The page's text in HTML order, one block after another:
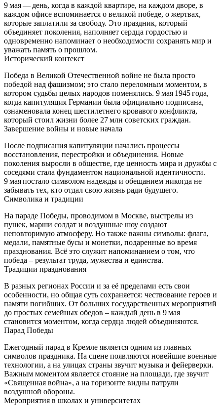
9 мая — день, когда в каждой квартире, на каждом дворе, в
каждом офисе вспоминается о великой победе, о жертвах,
которые заплатили за свободу. Это праздник, который
объединяет поколения, наполняет сердца гордостью и
одновременно напоминает о необходимости сохранять мир и
уважать память о прошлом.
Исторический контекст
Победа в Великой Отечественной войне не была просто
победой над фашизмом; это стало переломным моментом, в
котором судьбы целых народов поменялись. 9 мая 1945 года,
когда капитуляция Германии была официально подписана,
ознаменовала конец шестилетнего кровавого конфликта,
который стоил жизни более 27 млн советских граждан.
Завершение войны и новые начала
После подписания капитуляции начались процессы
восстановления, перестройки и объединения. Новые
поколения выросли в обществе, где ценность мира и дружбы с
соседями стала фундаментом национальной идентичности.
9 мая постало символом надежды и обещанием никогда не
забывать тех, кто отдал свою жизнь ради будущего.
Символика и традиции
На параде Победы, проводимом в Москве, выстрелы из
пушек, марши солдат и воздушные шоу создают
неповторимую атмосферу. Но также важны символы: флага,
медали, памятные бусы и монетки, подаренные во время
празднования. Всё это служит напоминанием о том, что
победа – результат труда, мужества и единства.
Традиции празднования
В разных регионах России и за её пределами есть свои
особенности, но общая суть сохраняется: чествование героев и
памяти погибших. От больших государственных мероприятий
до простых семейных обедов – каждый день в 9 мая
становится моментом, когда сердца людей объединяются.
Парад Победы
Ежегодный парад в Кремле является одним из главных
символов праздника. На сцене появляются новейшие военные
технологии, а на улицах страны звучит музыка и фейерверки.
Важным моментом является стояние на площади, где звучит
«Священная война», а на горизонте видны патрули
воздушной обороны.
Мероприятия в школах и университетах